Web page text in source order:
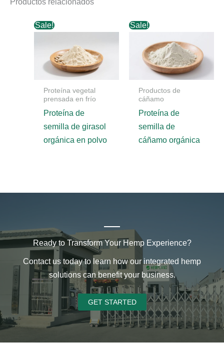
Productos relacionados
Sale!
Proteína vegetal
prensada en frío
Proteína de
semilla de girasol
orgánica en polvo
Sale!
Productos de
cáñamo
Proteína de
semilla de
cáñamo orgánica
Ready to Transform Your Hemp Experience?
Contact us today to learn how our integrated hemp
solutions can benefit your business.
GET STARTED